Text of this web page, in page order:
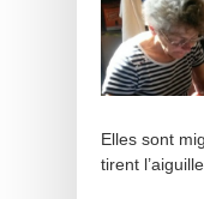
Elles sont
tirent l’aiguille,